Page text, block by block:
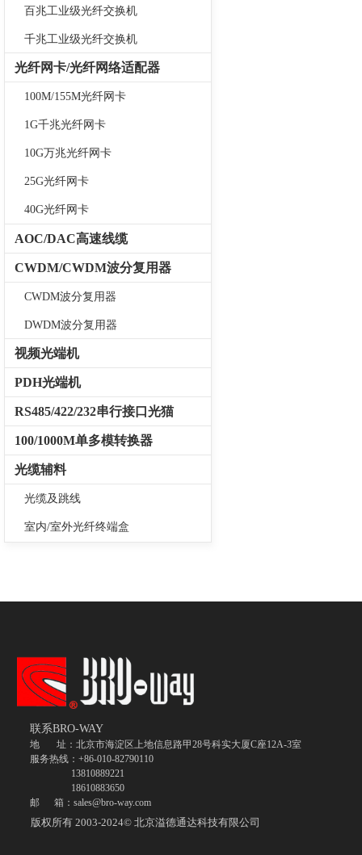
百兆工业级光纤交换机
千兆工业级光纤交换机
光纤网卡/光纤网络适配器
100M/155M光纤网卡
1G千兆光纤网卡
10G万兆光纤网卡
25G光纤网卡
40G光纤网卡
AOC/DAC高速线缆
CWDM/CWDM波分复用器
CWDM波分复用器
DWDM波分复用器
视频光端机
PDH光端机
RS485/422/232串行接口光猫
100/1000M单多模转换器
光缆辅料
光缆及跳线
室内/室外光纤终端盒
版权所有 2003-2024© 北京溢德通达科技有限公司
联系BRO-WAY
地 址：北京市海淀区上地信息路甲28号科实大厦C座12A-3室
服务热线：+86-010-82790110
13810889221
18610883650
邮 箱：sales@bro-way.com